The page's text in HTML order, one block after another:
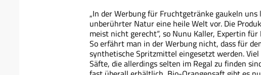
„In der Werbung für Fruchtgetränke gaukeln
unberührter Natur eine heile Welt vor. Die
meist nicht gerecht“, so Nunu Kaller, Expertin
So erfährt man in der Werbung nicht, dass für
synthetische Spritzmittel eingesetzt werden.
Säfte, die allerdings selten im Regal zu finden